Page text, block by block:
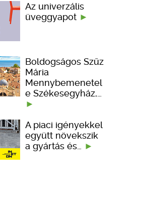
Az univerzális
üveggyapot
Boldogságos Szűz
Mária
Mennybemenetel
e Székesegyház,…
A piaci igényekkel
együtt növekszik
a gyártás és…